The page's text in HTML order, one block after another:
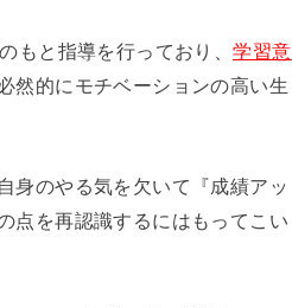
もと指導を行っており、学習意
然的にモチベーションの高い生
身のやる気を欠いて『成績アッ
点を再認識するにはもってこい